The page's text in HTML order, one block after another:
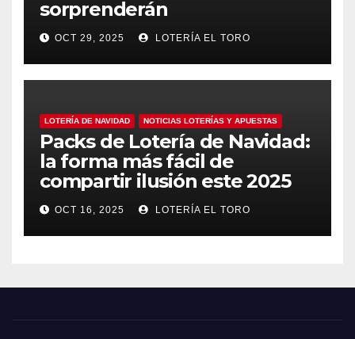
sorprenderán
OCT 29, 2025 LOTERÍA EL TORO
LOTERÍA DE NAVIDAD NOTICIAS LOTERÍAS Y APUESTAS
Packs de Lotería de Navidad:
la forma más fácil de
compartir ilusión este 2025
OCT 16, 2025 LOTERÍA EL TORO